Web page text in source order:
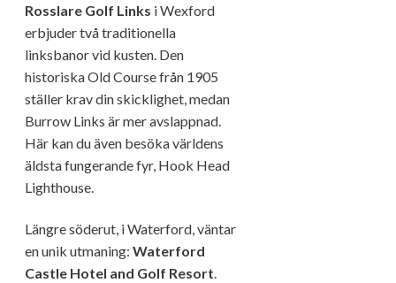
Rosslare Golf Links i Wexford
erbjuder två traditionella
linksbanor vid kusten. Den
historiska Old Course från 1905
ställer krav din skicklighet, medan
Burrow Links är mer avslappnad.
Här kan du även besöka världens
äldsta fungerande fyr, Hook Head
Lighthouse.
Längre söderut, i Waterford, väntar
en unik utmaning: Waterford
Castle Hotel and Golf Resort.